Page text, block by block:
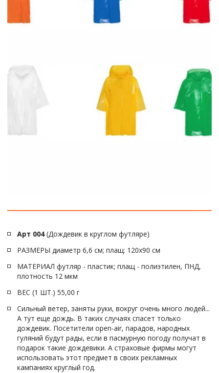
Арт 004 (Дождевик в круглом футляре)
РАЗМЕРЫ диаметр 6,6 см; плащ: 120х90 см
МАТЕРИАЛ футляр - пластик; плащ - полиэтилен, ПНД,
плотность 12 мкм
ВЕС (1 ШТ.) 55,00 г
Сильный ветер, заняты руки, вокруг очень много людей...
А тут еще дождь. В таких случаях спасет только
дождевик. Посетители open-air, парадов, народных
гуляний будут рады, если в пасмурную погоду получат в
подарок такие дождевики. А страховые фирмы могут
использовать этот предмет в своих рекламных
кампаниях круглый год.